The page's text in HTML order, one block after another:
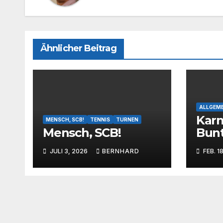
Ähnlicher Beitrag
MENSCH, SCB! TENNIS TURNEN
Mensch, SCB!
JULI 3, 2026 BERNHARD FEB.